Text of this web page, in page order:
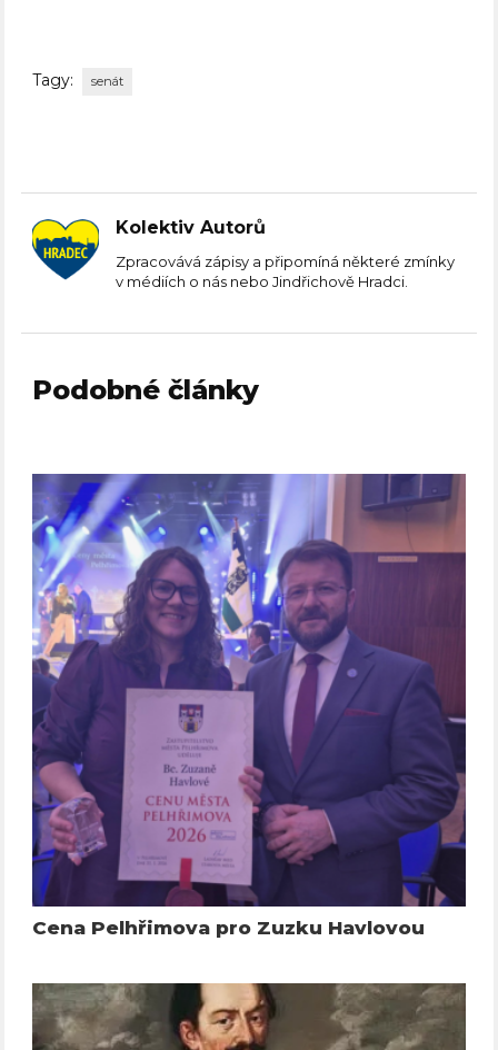
Tagy: senát
Kolektiv Autorů
Zpracovává zápisy a připomíná některé zmínky
v médiích o nás nebo Jindřichově Hradci.
Podobné články
Cena Pelhřimova pro Zuzku Havlovou